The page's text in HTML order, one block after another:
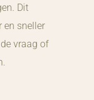
Dit
en sneller
vraag of